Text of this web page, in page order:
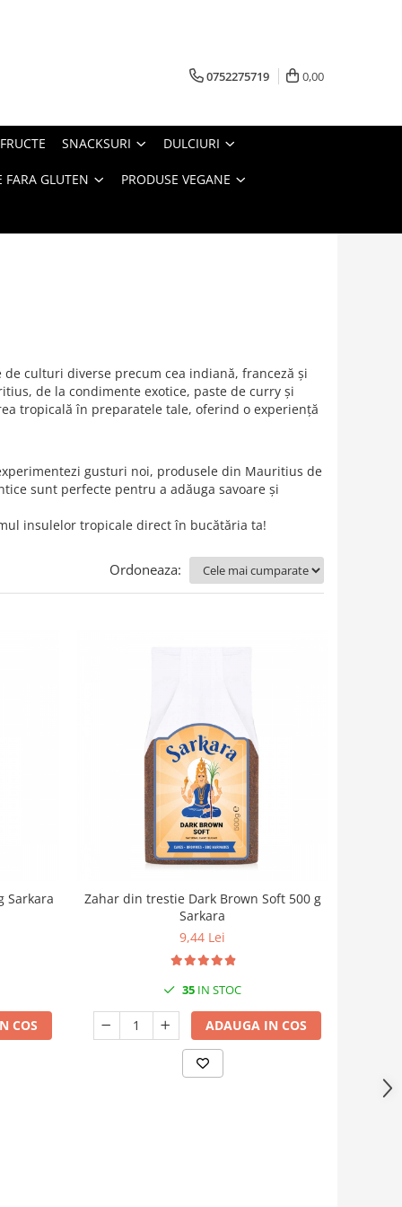
0752275719 0,00
SNACKSURI DULCIURI
FARA GLUTEN PRODUSE VEGANE
culturi diverse precum cea indiană, franceză și
de la condimente exotice, paste de curry și
tropicală în preparatele tale, oferind o experiență
gusturi noi, produsele din Mauritius de
sunt perfecte pentru a adăuga savoare și
insulelor tropicale direct în bucătăria ta!
Ordoneaza:
Sarkara
COS
Zahar din trestie Dark Brown Soft 500 g
Sarkara
9,44 Lei
35 IN STOC
ADAUGA IN COS